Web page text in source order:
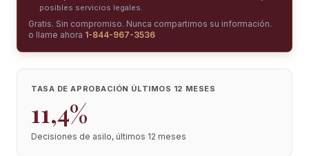
posibles servicios legales.
Gratis. Sin compromiso. Nunca compartimos su información.
o llame ahora 1-844-967-3536
TASA DE APROBACIÓN ÚLTIMOS 12 MESES
11,4%
Decisiones de asilo, últimos 12 meses